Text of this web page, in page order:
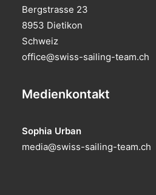
Bergstrasse 23
8953 Dietikon
Schweiz
office@swiss-sailing-team.ch
Medienkontakt
Sophia Urban
media@swiss-sailing-team.ch